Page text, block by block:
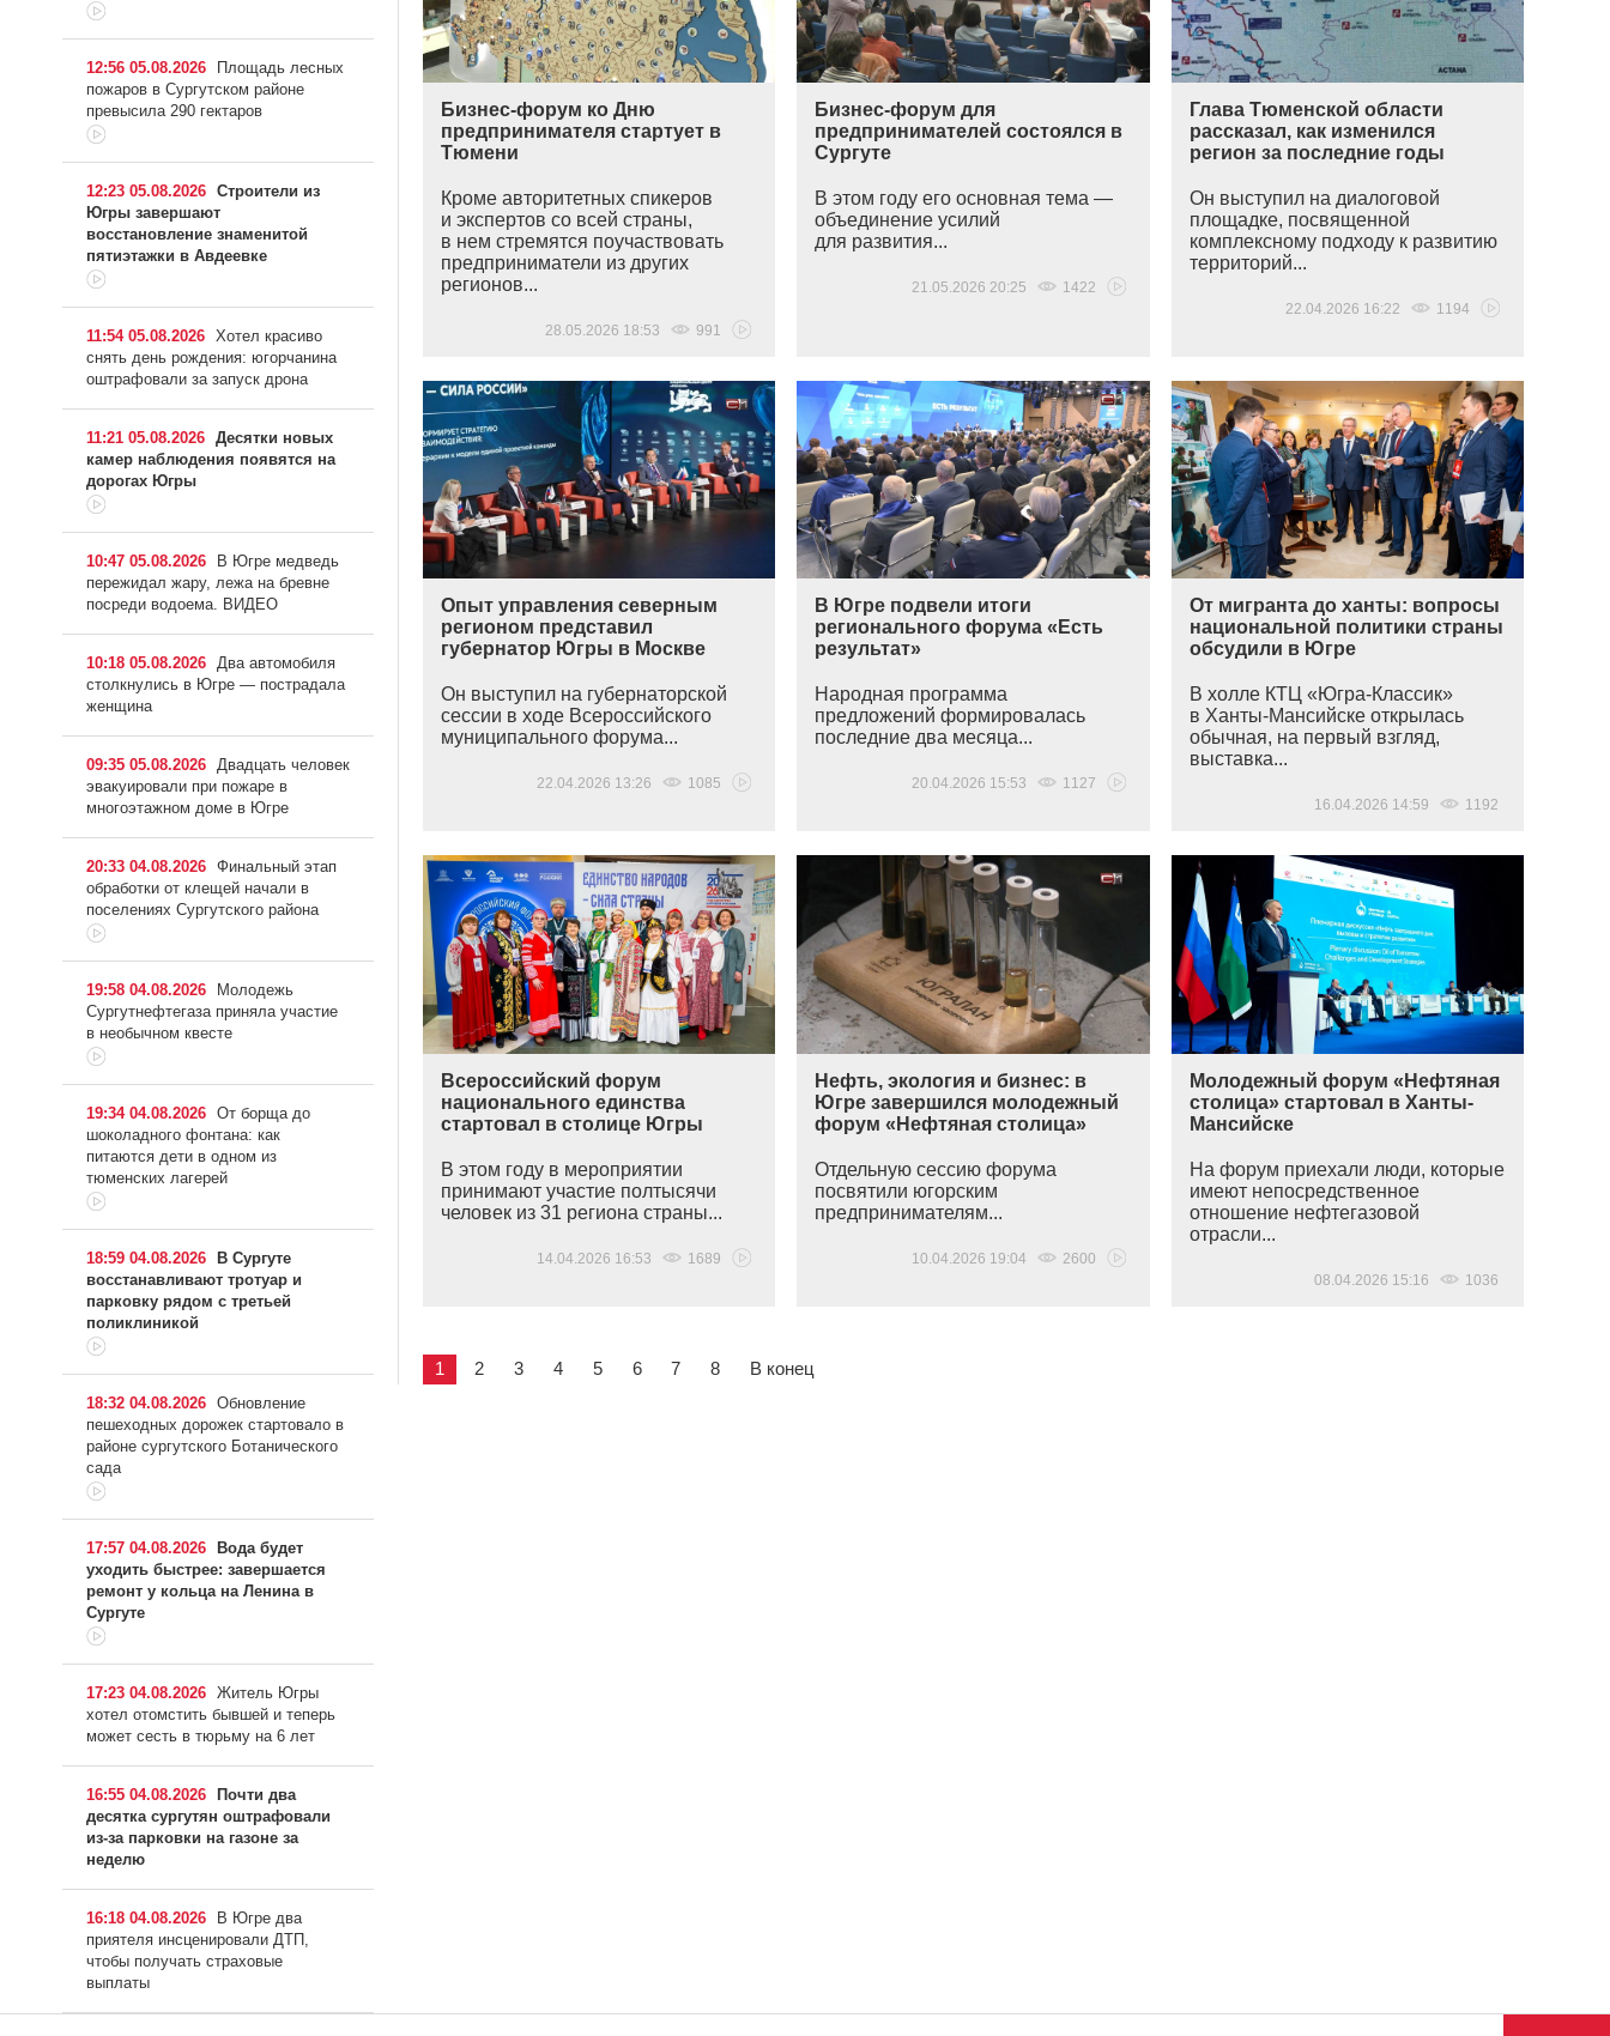
Бизнес-форум ко Дню
предпринимателя стартует в
Тюмени
Кроме авторитетных спикеров
и экспертов со всей страны,
в нем стремятся поучаствовать
предприниматели из других
регионов...
28.05.2026 18:53 991
Бизнес-форум для
предпринимателей состоялся в
Сургуте
В этом году его основная тема —
объединение усилий
для развития...
21.05.2026 20:25 1422
Глава Тюменской области
рассказал, как изменился
регион за последние годы
Он выступил на диалоговой
площадке, посвященной
комплексному подходу к развитию
территорий...
22.04.2026 16:22 1194
Опыт управления северным
регионом представил
губернатор Югры в Москве
Он выступил на губернаторской
сессии в ходе Всероссийского
муниципального форума...
22.04.2026 13:26 1085
В Югре подвели итоги
регионального форума «Есть
результат»
Народная программа
предложений формировалась
последние два месяца...
20.04.2026 15:53 1127
От мигранта до ханты: вопросы
национальной политики страны
обсудили в Югре
В холле КТЦ «Югра-Классик»
в Ханты-Мансийске открылась
обычная, на первый взгляд,
выставка...
16.04.2026 14:59 1192
Всероссийский форум
национального единства
стартовал в столице Югры
В этом году в мероприятии
принимают участие полтысячи
человек из 31 региона страны...
14.04.2026 16:53 1689
Нефть, экология и бизнес: в
Югре завершился молодежный
форум «Нефтяная столица»
Отдельную сессию форума
посвятили югорским
предпринимателям...
10.04.2026 19:04 2600
Молодежный форум «Нефтяная
столица» стартовал в Ханты-
Мансийске
На форум приехали люди, которые
имеют непосредственное
отношение нефтегазовой
отрасли...
08.04.2026 15:16 1036
1 2 3 4 5 6 7 8 В конец
12:56 05.08.2026
Площадь лесных
пожаров в Сургутском районе
превысила 290 гектаров
12:23 05.08.2026 Строители из
Югры завершают
восстановление знаменитой
пятиэтажки в Авдеевке
11:54 05.08.2026 Хотел красиво
снять день рождения: югорчанина
оштрафовали за запуск дрона
11:21 05.08.2026 Десятки новых
камер наблюдения появятся на
дорогах Югры
10:47 05.08.2026
В Югре медведь
пережидал жару, лежа на бревне
посреди водоема. ВИДЕО
10:18 05.08.2026 Два автомобиля
столкнулись в Югре — пострадала
женщина
09:35 05.08.2026 Двадцать человек
эвакуировали при пожаре в
многоэтажном доме в Югре
20:33 04.08.2026 Финальный этап
обработки от клещей начали в
поселениях Сургутского района
19:58 04.08.2026
Молодежь
Сургутнефтегаза приняла участие
в необычном квесте
19:34 04.08.2026 От борща до
шоколадного фонтана: как
питаются дети в одном из
тюменских лагерей
18:59 04.08.2026
В Сургуте
восстанавливают тротуар и
парковку рядом с третьей
поликлиникой
18:32 04.08.2026 Обновление
пешеходных дорожек стартовало в
районе сургутского Ботанического
сада
17:57 04.08.2026
Вода будет
уходить быстрее: завершается
ремонт у кольца на Ленина в
Сургуте
17:23 04.08.2026 Житель Югры
хотел отомстить бывшей и теперь
может сесть в тюрьму на 6 лет
16:55 04.08.2026
Почти два
десятка сургутян оштрафовали
из-за парковки на газоне за
неделю
16:18 04.08.2026
В Югре два
приятеля инсценировали ДТП,
чтобы получать страховые
выплаты